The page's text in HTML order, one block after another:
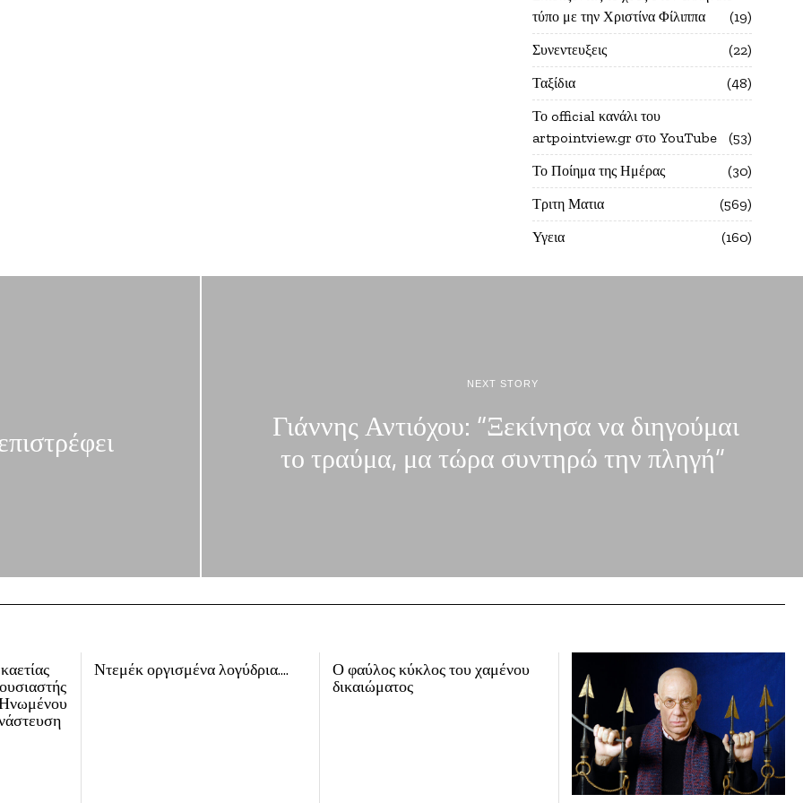
τύπο με την Χριστίνα Φίλιππα
19
Συνεντευξεις
22
Ταξίδια
48
Το official κανάλι του
artpointview.gr στο YouTube
53
Το Ποίημα της Ημέρας
30
Τριτη Ματια
569
Υγεια
160
NEXT STORY
Γιάννης Αντιόχου: “Ξεκίνησα να διηγούμαι
το τραύμα, μα τώρα συντηρώ την πληγή”
Ηνωμένου
Ντεμέκ οργισμένα λογύδρια….
Ο φαύλος κύκλος του χαμένου
δικαιώματος